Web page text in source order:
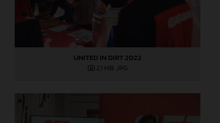
UNITED IN DIRT 2022
2,1 MB .JPG